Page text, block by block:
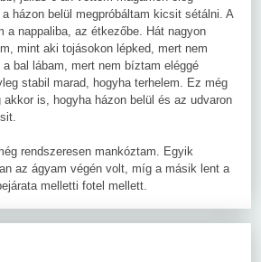
házon belül megpróbáltam kicsit sétálni. A
a nappaliba, az étkezőbe. Hát nagyon
mint aki tojásokon lépked, mert nem
bal lábam, mert nem bíztam eléggé
stabil marad, hogyha terhelem. Ez még
is, hogyha házon belül és az udvaron
rendszeresen mankóztam. Egyik
az ágyam végén volt, míg a másik lent a
melletti fotel mellett.